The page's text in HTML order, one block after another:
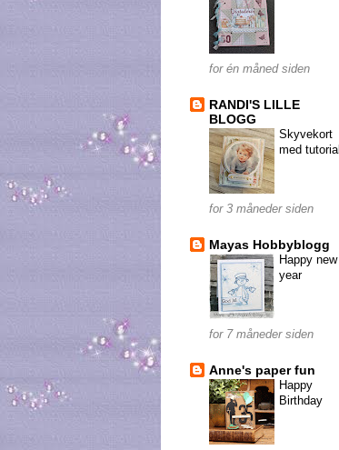
for én måned siden
RANDI'S LILLE
BLOGG
Skyvekort
med tutorial
for 3 måneder siden
Mayas Hobbyblogg
Happy new
year
for 7 måneder siden
Anne's paper fun
Happy
Birthday